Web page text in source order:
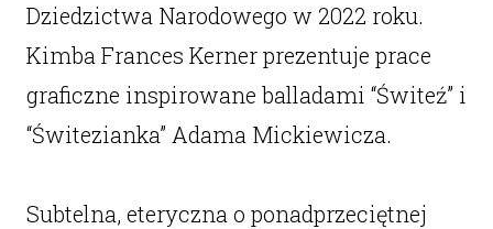
Dziedzictwa Narodowego w 2022 roku.
Kimba Frances Kerner prezentuje prace
graficzne inspirowane balladami “Świteź” i
“Świtezianka” Adama Mickiewicza.
Subtelna, eteryczna o ponadprzeciętnej